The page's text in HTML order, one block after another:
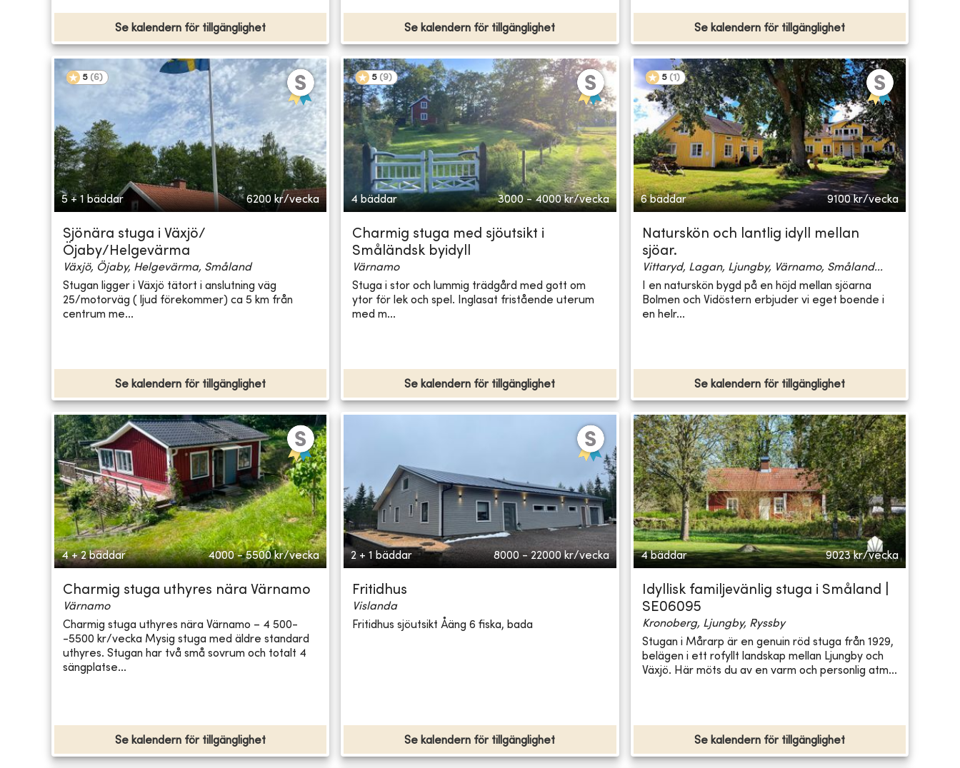
Se kalendern för tillgänglighet Se kalendern för tillgänglighet Se kalendern för tillgänglighet
5 (6)
5 + 1 bäddar 6200 kr/vecka
Sjönära stuga i Växjö/
Öjaby/Helgevärma
Växjö, Öjaby, Helgevärma, Småland
Stugan ligger i Växjö tätort i anslutning väg
25/motorväg ( ljud förekommer) ca 5 km från
centrum me...
Se kalendern för tillgänglighet
5 (9)
4 bäddar 3000 - 4000 kr/vecka
Charmig stuga med sjöutsikt i
Småländsk byidyll
Värnamo
Stuga i stor och lummig trädgård med gott om
ytor för lek och spel. Inglasat fristående uterum
med m...
Se kalendern för tillgänglighet
5 (1 )
6 bäddar 9100 kr/vecka
Naturskön och lantlig idyll mellan
sjöar.
Vittaryd, Lagan, Ljungby, Värnamo, Småland...
I en naturskön bygd på en höjd mellan sjöarna
Bolmen och Vidöstern erbjuder vi eget boende i
en helr...
Se kalendern för tillgänglighet
4 + 2 bäddar 4000 - 5500 kr/vecka
Charmig stuga uthyres nära Värnamo
Värnamo
Charmig stuga uthyres nära Värnamo – 4 500-
-5500 kr/vecka Mysig stuga med äldre standard
uthyres. Stugan har två små sovrum och totalt 4
sängplatse...
Se kalendern för tillgänglighet
2 + 1 bäddar 8000 - 22000 kr/vecka
Fritidhus
Vislanda
Fritidhus sjöutsikt Åäng 6 fiska, bada
Se kalendern för tillgänglighet
4 bäddar 9023 kr/vecka
Idyllisk familjevänlig stuga i Småland |
SE06095
Kronoberg, Ljungby, Ryssby
Stugan i Mårarp är en genuin röd stuga från 1929,
belägen i ett rofyllt landskap mellan Ljungby och
Växjö. Här möts du av en varm och personlig atm...
Se kalendern för tillgänglighet